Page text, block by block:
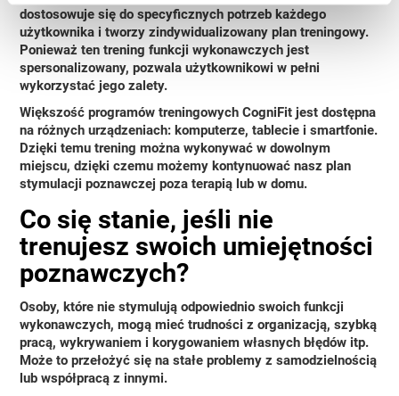
dostosowuje się do specyficznych potrzeb każdego
użytkownika i tworzy zindywidualizowany plan treningowy.
Ponieważ ten trening funkcji wykonawczych jest
spersonalizowany, pozwala użytkownikowi w pełni
wykorzystać jego zalety.
Większość programów treningowych CogniFit jest dostępna
na różnych urządzeniach: komputerze, tablecie i smartfonie.
Dzięki temu trening można wykonywać w dowolnym
miejscu, dzięki czemu możemy kontynuować nasz plan
stymulacji poznawczej poza terapią lub w domu.
Co się stanie, jeśli nie
trenujesz swoich umiejętności
poznawczych?
Osoby, które nie stymulują odpowiednio swoich funkcji
wykonawczych, mogą mieć trudności z organizacją, szybką
pracą, wykrywaniem i korygowaniem własnych błędów itp.
Może to przełożyć się nastałe problemy z samodzielnością
lub współpracą z innymi.